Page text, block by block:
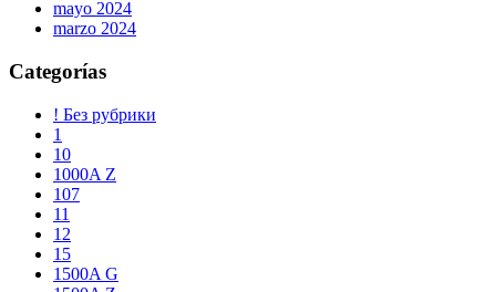
mayo 2024
marzo 2024
Categorías
! Без рубрики
1
10
1000A Z
107
11
12
15
1500A G